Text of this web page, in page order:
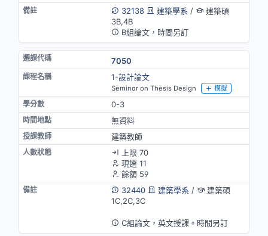
32138
建築學系 /
建築碩
3B,4B
B組論文，時間另訂
7050
1-設計論文
Seminar on Thesis Design 模擬
0-3
無資料
建築教師
上限 70
現選 11
餘額 59
32440
建築學系 /
建築碩
1C,2C,3C
C組論文，英文授課。時間另訂